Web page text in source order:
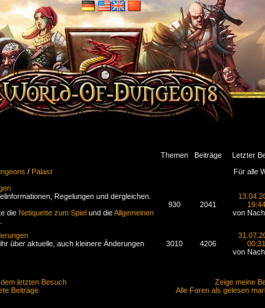
Themen Beiträge
Letzter
/ Palast Für alle
Regelungen und dergleichen.
die Netiquette zum Spiel und dieAllgemeinen
930 2041
19:44
von
über aktuelle, auch kleinere Änderungen
3010 4206
00:31
von
letzten Besuch
Beiträge
Zeige meine
Alle Foren als gelesen